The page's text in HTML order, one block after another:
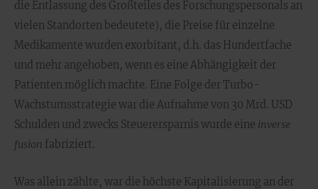
die Entlassung des Großteiles des Forschungspersonals an
vielen Standorten bedeutete), die Preise für einzelne
Medikamente wurden exorbitant, d.h. das Hundertfache
und mehr angehoben, wenn es eine Abhängigkeit der
Patienten möglich machte. Eine Folge der Turbo-
Wachstumsstrategie war die Aufnahme von 30 Mrd. USD
Schulden und zwecks Steuerersparnis wurde eine inverse
fusion fabriziert.
Was allein zählte, war die höchste Kapitalisierung an der